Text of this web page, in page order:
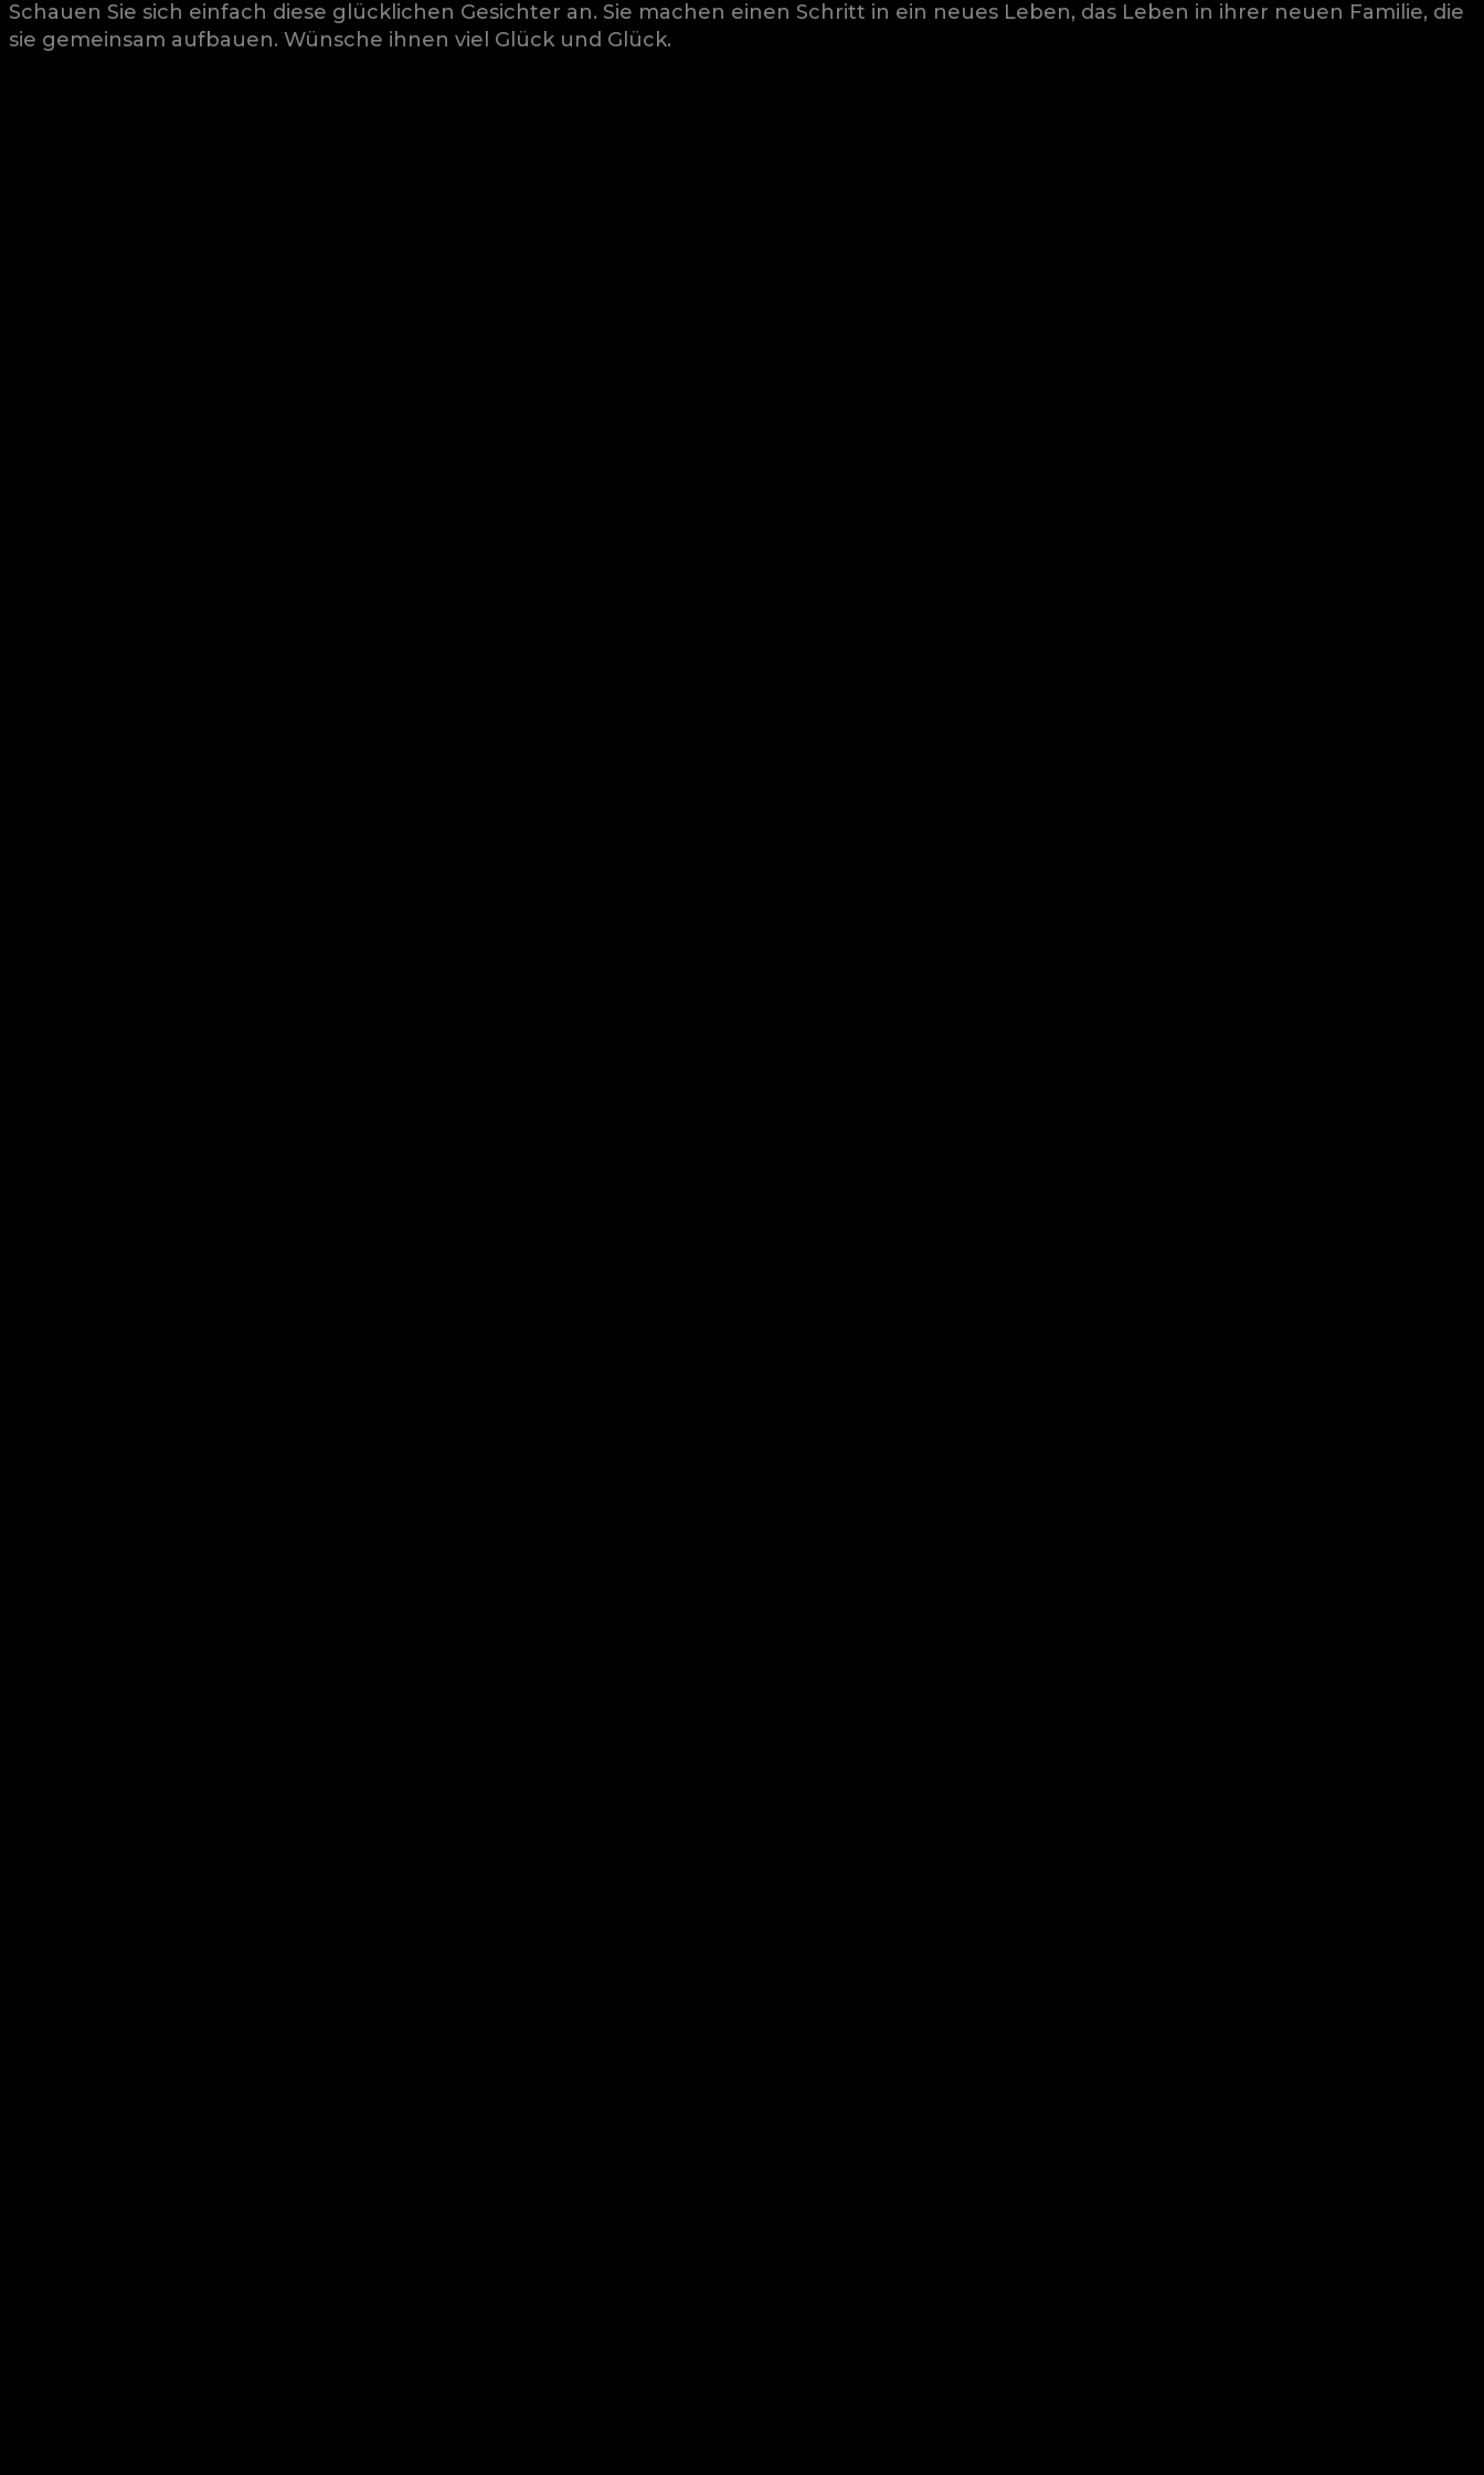
Schauen Sie sich einfach diese glücklichen Gesichter an. Sie machen einen Schritt in ein neues Leben, das Leben in ihrer neuen Familie, die
sie gemeinsam aufbauen. Wünsche ihnen viel Glück und Glück.